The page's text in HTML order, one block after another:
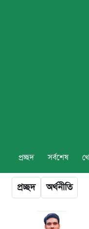
প্রচ্ছদ সর্বশেষ
প্রচ্ছদ অর্থনীতি